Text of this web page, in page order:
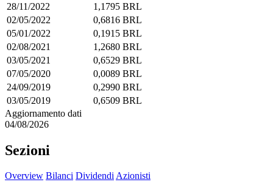
28/11/2022
1,1795 BRL
02/05/2022
0,6816 BRL
05/01/2022
0,1915 BRL
02/08/2021
1,2680 BRL
03/05/2021
0,6529 BRL
07/05/2020
0,0089 BRL
24/09/2019
0,2990 BRL
03/05/2019
0,6509 BRL
Aggiornamento dati
04/08/2026
Sezioni
Overview Bilanci DividendiAzionisti